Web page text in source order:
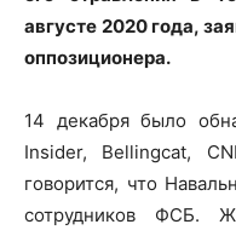
августе 2020 года,
оппозиционера.
14 декабря было
Insider, Bellingcat,
говорится, что
сотрудников ФСБ.